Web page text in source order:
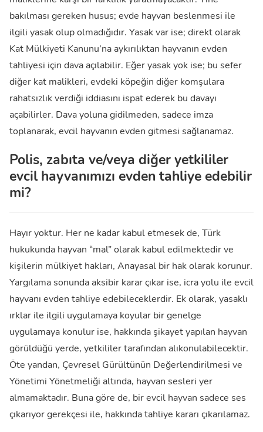
bakılması gereken husus; evde hayvan beslenmesi ile
ilgili yasak olup olmadığıdır. Yasak var ise; direkt olarak
Kat Mülkiyeti Kanunu’na aykırılıktan hayvanın evden
tahliyesi için dava açılabilir. Eğer yasak yok ise; bu sefer
diğer kat malikleri, evdeki köpeğin diğer komşulara
rahatsızlık verdiği iddiasını ispat ederek bu davayı
açabilirler. Dava yoluna gidilmeden, sadece imza
toplanarak, evcil hayvanın evden gitmesi sağlanamaz.
Polis, zabıta ve/veya diğer yetkililer
evcil hayvanımızı evden tahliye edebilir
mi?
Hayır yoktur. Her ne kadar kabul etmesek de, Türk
hukukunda hayvan “mal” olarak kabul edilmektedir ve
kişilerin mülkiyet hakları, Anayasal bir hak olarak korunur.
Yargılama sonunda aksibir karar çıkar ise, icra yolu ile evcil
hayvanı evden tahliye edebileceklerdir. Ek olarak, yasaklı
ırklar ile ilgili uygulamaya koyular bir genelge
uygulamaya konulur ise, hakkında şikayet yapılan hayvan
görüldüğü yerde, yetkililer tarafından alıkonulabilecektir.
Öte yandan, Çevresel Gürültünün Değerlendirilmesi ve
Yönetimi Yönetmeliği altında, hayvan sesleri yer
almamaktadır. Buna göre de, bir evcil hayvan sadece ses
çıkarıyor gerekçesi ile, hakkında tahliye kararı çıkarılamaz.